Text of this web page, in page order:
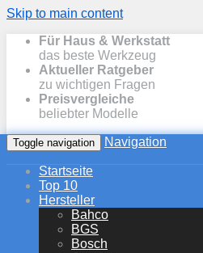
Skip to main content
Für Haus & Werkstatt
das beste Werkzeug
Aktueller Ratgeber
zu wichtigen Fragen
Preisvergleiche
beliebter Modelle
Toggle navigation Navigation
Startseite
Top 10
Hersteller
Bahco
BGS
Bosch